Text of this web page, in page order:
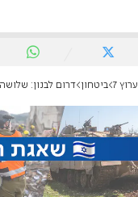
ערוץ 7 ביטחון דרום לבנון: